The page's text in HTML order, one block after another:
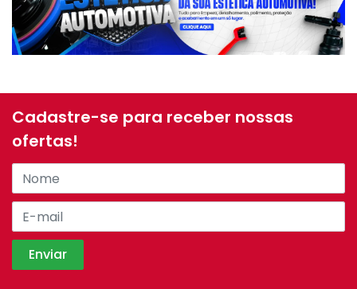
Cadastre-se para receber nossas
ofertas!